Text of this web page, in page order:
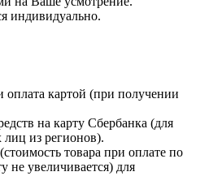
индивидуально.
оплата картой (при получении
на карту Сбербанка (для
лиц из регионов).
товара при оплате по
не увеличивается) для